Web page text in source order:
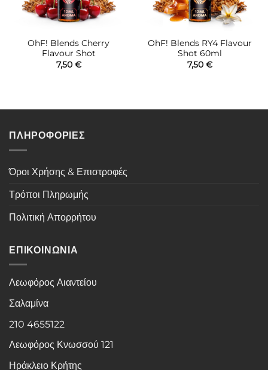
OhF! Blends Cherry
Flavour Shot
7,50 €
OhF! Blends RY4 Flavour
Shot 60ml
7,50 €
ΠΛΗΡΟΦΟΡΙΕΣ
Όροι Χρήσης & Επιστροφές
Τρόποι Πληρωμής
Πολιτική Απορρήτου
ΕΠΙΚΟΙΝΩΝΙΑ
Λεωφόρος Αιαντείου
Σαλαμίνα
210 4655122
Λεωφόρος Κνωσσού 121
Ηράκλειο Κρήτης